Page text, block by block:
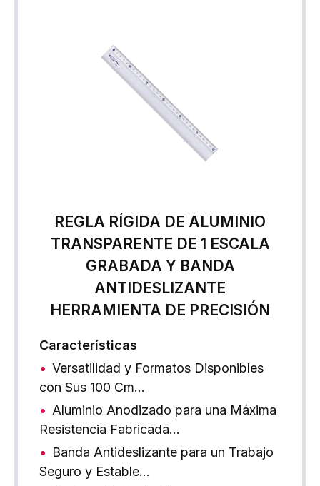
REGLA RÍGIDA DE ALUMINIO
TRANSPARENTE DE 1 ESCALA
GRABADA Y BANDA
ANTIDESLIZANTE
HERRAMIENTA DE PRECISIÓN
Características
Versatilidad y Formatos Disponibles
con Sus 100 Cm…
Aluminio Anodizado para una Máxima
Resistencia Fabricada…
Banda Antideslizante para un Trabajo
Seguro y Estable…